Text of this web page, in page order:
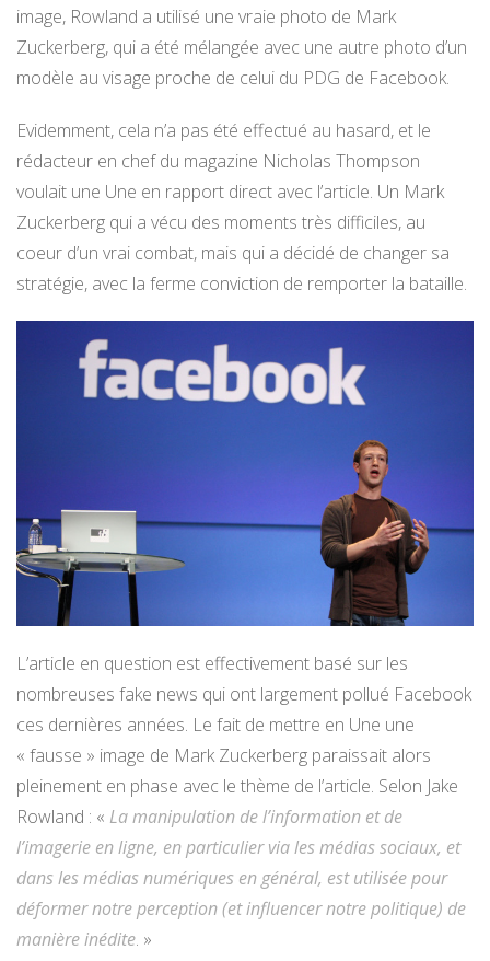
image, Rowland a utilisé une vraie photo de Mark
Zuckerberg, qui a été mélangée avec une autre photo d’un
modèle au visage proche de celui du PDG de Facebook.
Evidemment, cela n’a pas été effectué au hasard, et le
rédacteur en chef du magazine Nicholas Thompson
voulait une Une en rapport direct avec l’article. Un Mark
Zuckerberg qui a vécu des moments très difficiles, au
coeur d’un vrai combat, mais qui a décidé de changer sa
stratégie, avec la ferme conviction de remporter la bataille.
L’article en question est effectivement basé sur les
nombreuses fake news qui ont largement pollué Facebook
ces dernières années. Le fait de mettre en Une une
« fausse » image de Mark Zuckerberg paraissait alors
pleinement en phase avec le thème de l’article. Selon Jake
Rowland : « La manipulation de l’information et de
l’imagerie en ligne, en particulier via les médias sociaux, et
dans les médias numériques en général, est utilisée pour
déformer notre perception (et influencer notre politique) de
manière inédite. »